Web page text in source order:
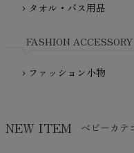
NewNative（ニューネイテ
chevron_right タオル・バス用品
FASHION ACCESSORY
chevron_right ファッション小物
NEW ITEM ベビーカテ